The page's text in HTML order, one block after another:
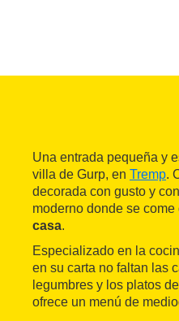
Una entrada pequeña y
villa de Gurp, en Tremp.
decorada con gusto y
moderno donde se
casa.
Especializado en la
en su carta no faltan las
legumbres y los platos
ofrece un menú de